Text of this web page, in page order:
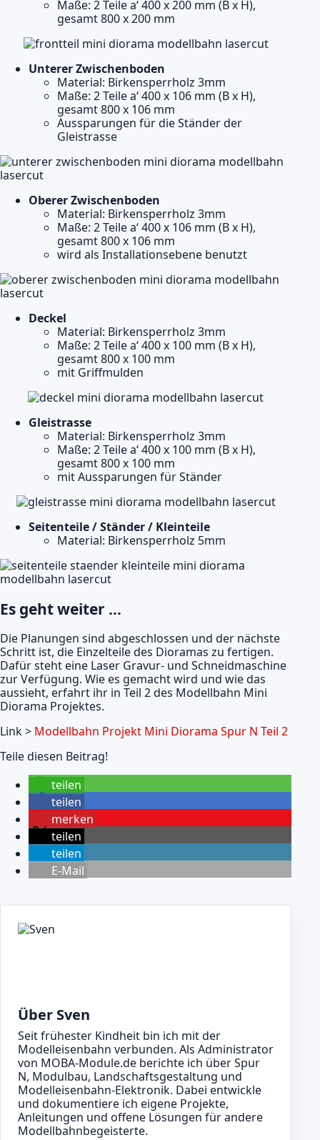
Maße: 2 Teile a‘ 400 x 200 mm (B x H),
gesamt 800 x 200 mm
Unterer Zwischenboden
Material: Birkensperrholz 3mm
Maße: 2 Teile a‘ 400 x 106 mm (B x H),
gesamt 800 x 106 mm
Aussparungen für die Ständer der
Gleistrasse
Oberer Zwischenboden
Material: Birkensperrholz 3mm
Maße: 2 Teile a‘ 400 x 106 mm (B x H),
gesamt 800 x 106 mm
wird als Installationsebene benutzt
Deckel
Material: Birkensperrholz 3mm
Maße: 2 Teile a‘ 400 x 100 mm (B x H),
gesamt 800 x 100 mm
mit Griffmulden
Gleistrasse
Material: Birkensperrholz 3mm
Maße: 2 Teile a‘ 400 x 100 mm (B x H),
gesamt 800 x 100 mm
mit Aussparungen für Ständer
Seitenteile / Ständer / Kleinteile
Material: Birkensperrholz 5mm
Es geht weiter …
Die Planungen sind abgeschlossen und der nächste
Schritt ist, die Einzelteile des Dioramas zu fertigen.
Dafür steht eine Laser Gravur- und Schneidmaschine
zur Verfügung. Wie es gemacht wird und wie das
aussieht, erfahrt ihr in Teil 2 des Modellbahn Mini
Diorama Projektes.
Link > Modellbahn Projekt Mini Diorama Spur N Teil 2
Teile diesen Beitrag!
teilen
teilen
merken
teilen
teilen
E-Mail
Über Sven
Seit frühester Kindheit bin ich mit der
Modelleisenbahn verbunden. Als Administrator
von MOBA-Module.de berichte ich über Spur
N, Modulbau, Landschaftsgestaltung und
Modelleisenbahn-Elektronik. Dabei entwickle
und dokumentiere ich eigene Projekte,
Anleitungen und offene Lösungen für andere
Modellbahnbegeisterte.